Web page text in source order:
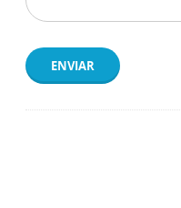
ENVIAR